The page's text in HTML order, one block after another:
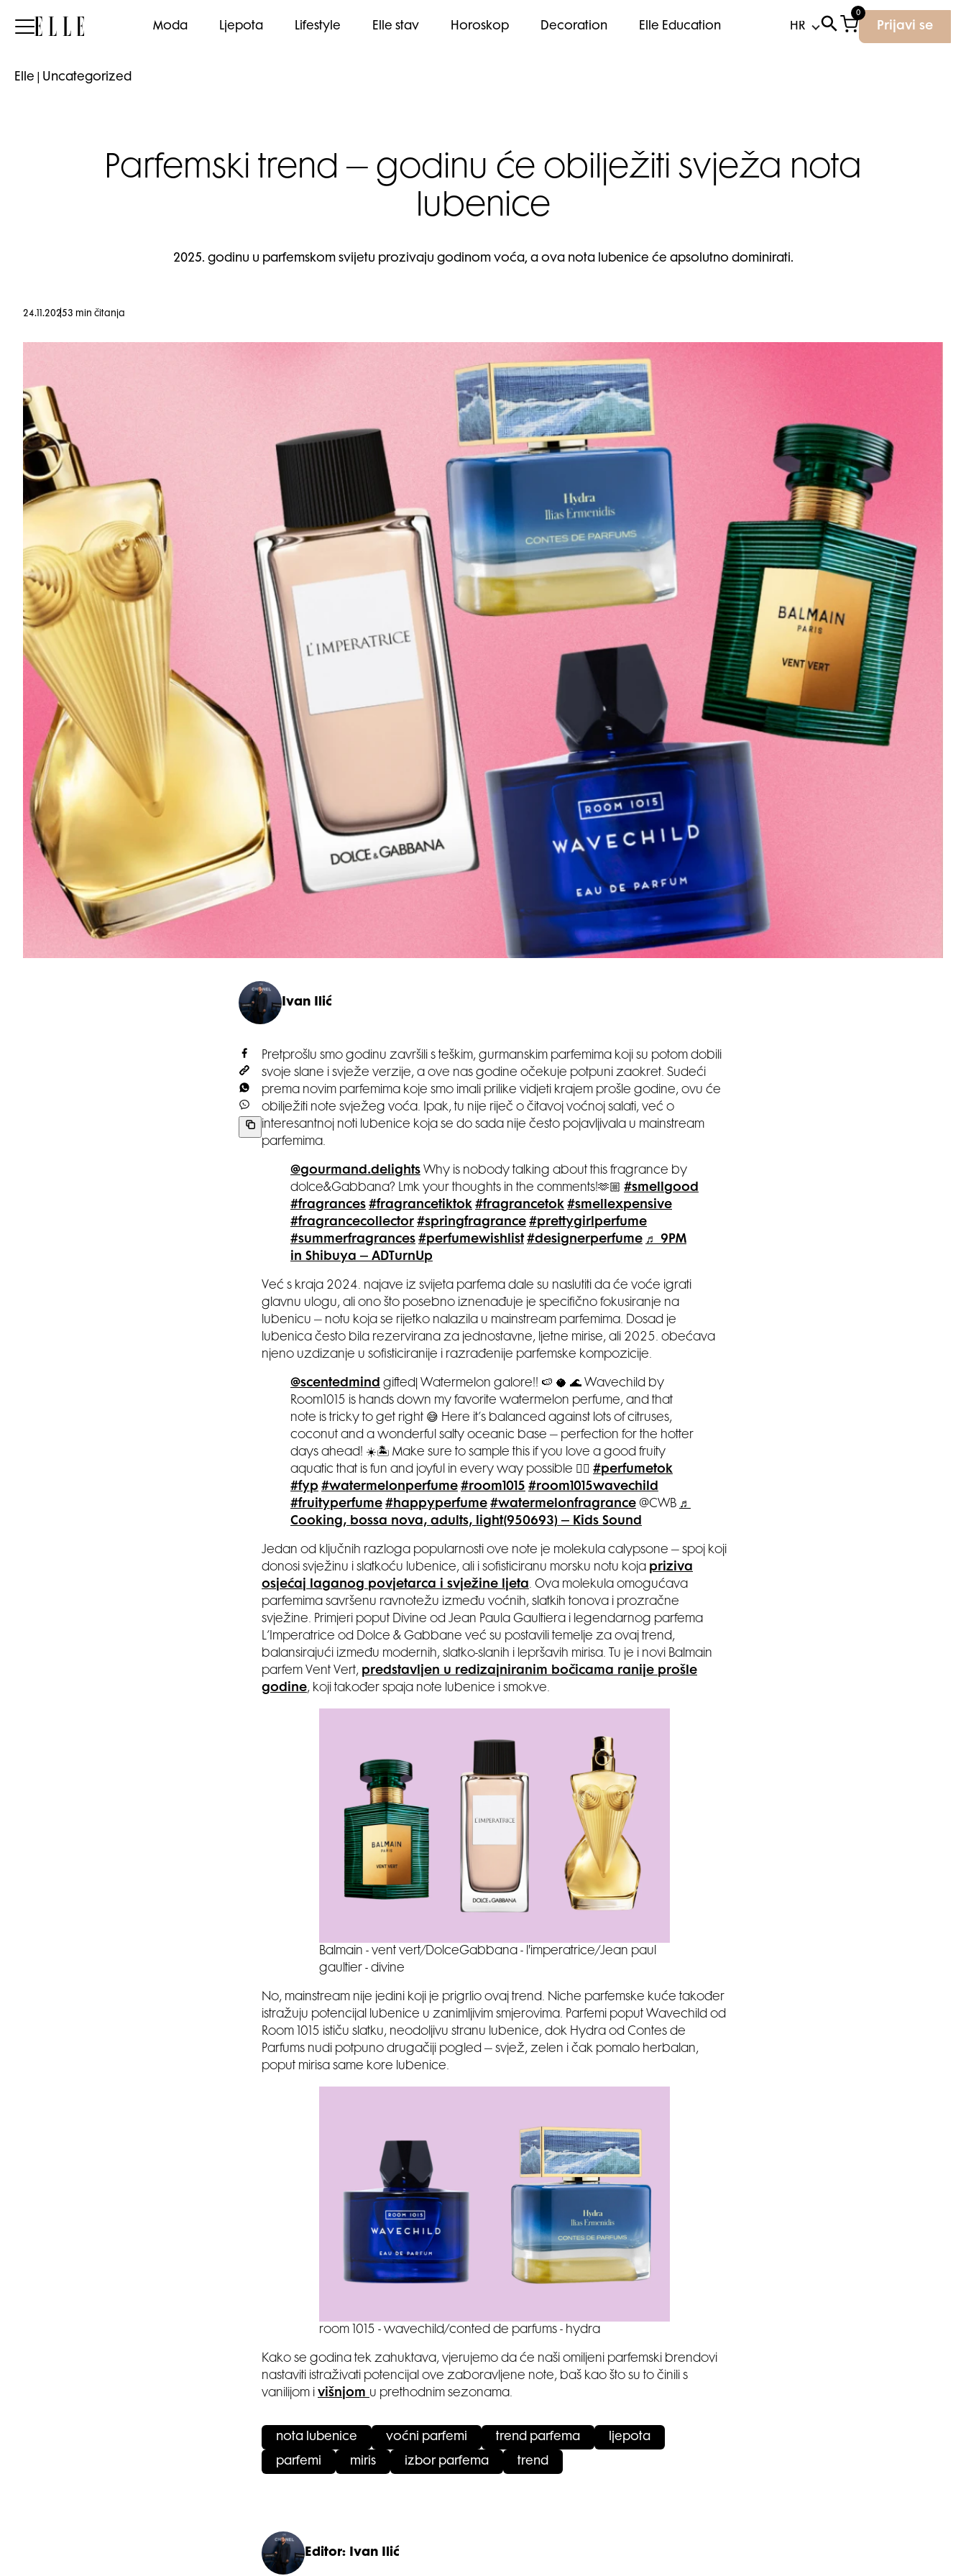
Elle Moda Ljepota Lifestyle Elle stav Horoskop Decoration Elle Education
0
Prijavi se
Elle Uncategorized
Parfemski trend – godinu će obilježiti svježa nota
lubenice
2025. godinu u parfemskom svijetu prozivaju godinom voća, a ova nota lubenice će apsolutno dominirati.
24.11.20253 min čitanja
Ivan Ilić
Pretprošlu smo godinu završili s teškim, gurmanskim parfemima koji su potom dobili
svoje slane i svježe verzije, a ove nas godine očekuje potpuni zaokret. Sudeći
prema novim parfemima koje smo imali prilike vidjeti krajem prošle godine, ovu će
obilježiti note svježeg voća. Ipak, tu nije riječ o čitavoj voćnoj salati, već o
interesantnoj noti lubenice koja se do sada nije često pojavljivala u mainstream
parfemima.
@gourmand.delights Why is nobody talking about this fragrance by
dolce&Gabbana? Lmk your thoughts in the comments!🫶🏼 #smellgood
#fragrances #fragrancetiktok #fragrancetok #smellexpensive
#fragrancecollector #springfragrance #prettygirlperfume
#summerfragrances #perfumewishlist #designerperfume ♬ 9PM
in Shibuya – ADTurnUp
Već s kraja 2024. najave iz svijeta parfema dale su naslutiti da će voće igrati
glavnu ulogu, ali ono što posebno iznenađuje je specifično fokusiranje na
lubenicu – notu koja se rijetko nalazila u mainstream parfemima. Dosad je
lubenica često bila rezervirana za jednostavne, ljetne mirise, ali 2025. obećava
njeno uzdizanje u sofisticiranije i razrađenije parfemske kompozicije.
@scentedmind gifted| Watermelon galore!! 🍉 🥥 🌊 Wavechild by
Room1015 is hands down my favorite watermelon perfume, and that
note is tricky to get right 😅 Here it’s balanced against lots of citruses,
coconut and a wonderful salty oceanic base – perfection for the hotter
days ahead! ☀️🏝️ Make sure to sample this if you love a good fruity
aquatic that is fun and joyful in every way possible 🏄‍♀️ #perfumetok
#fyp #watermelonperfume #room1015 #room1015wavechild
#fruityperfume #happyperfume #watermelonfragrance @CWB ♬
Cooking, bossa nova, adults, light(950693) – Kids Sound
Jedan od ključnih razloga popularnosti ove note je molekula calypsone – spoj koji
donosi svježinu i slatkoću lubenice, ali i sofisticiranu morsku notu koja priziva
osjećaj laganog povjetarca i svježine ljeta. Ova molekula omogućava
parfemima savršenu ravnotežu između voćnih, slatkih tonova i prozračne
svježine. Primjeri poput Divine od Jean Paula Gaultiera i legendarnog parfema
L’Imperatrice od Dolce & Gabbane već su postavili temelje za ovaj trend,
balansirajući između modernih, slatko-slanih i lepršavih mirisa. Tu je i novi Balmain
parfem Vent Vert, predstavljen u redizajniranim bočicama ranije prošle
godine, koji također spaja note lubenice i smokve.
Balmain - vent vert/DolceGabbana - l'imperatrice/Jean paul
gaultier - divine
No, mainstream nije jedini koji je prigrlio ovaj trend. Niche parfemske kuće također
istražuju potencijal lubenice u zanimljivim smjerovima. Parfemi poput Wavechild od
Room 1015 ističu slatku, neodoljivu stranu lubenice, dok Hydra od Contes de
Parfums nudi potpuno drugačiji pogled – svjež, zelen i čak pomalo herbalan,
poput mirisa same kore lubenice.
room 1015 - wavechild/conted de parfums - hydra
Kako se godina tek zahuktava, vjerujemo da će naši omiljeni parfemski brendovi
nastaviti istraživati potencijal ove zaboravljene note, baš kao što su to činili s
vanilijom i višnjom u prethodnim sezonama.
nota lubenice voćni parfemi trend parfema ljepota
parfemi miris izbor parfema trend
Editor: Ivan Ilić